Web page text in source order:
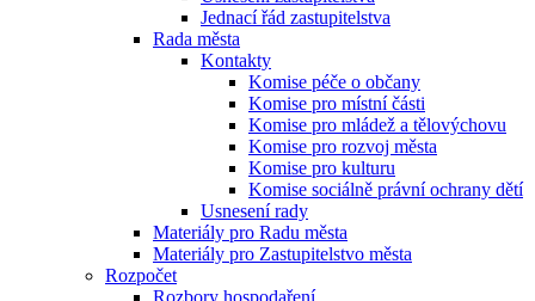
Jednací řád zastupitelstva
Rada města
Kontakty
Komise péče o občany
Komise pro místní části
Komise pro mládež a tělovýchovu
Komise pro rozvoj města
Komise pro kulturu
Komise sociálně právní ochrany dětí
Usnesení rady
Materiály pro Radu města
Materiály pro Zastupitelstvo města
Rozpočet
Rozbory hospodaření